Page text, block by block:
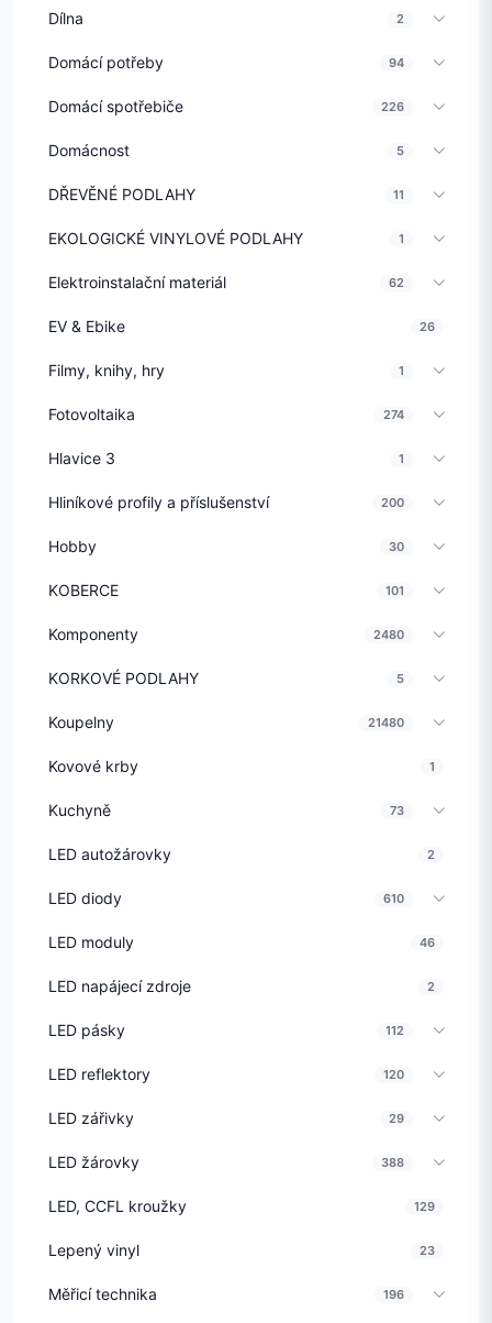
Dílna 2
Domácí potřeby 94
Domácí spotřebiče 226
Domácnost 5
DŘEVĚNÉ PODLAHY 11
EKOLOGICKÉ VINYLOVÉ PODLAHY 1
Elektroinstalační materiál 62
EV & Ebike 26
Filmy, knihy, hry 1
Fotovoltaika 274
Hlavice 3 1
Hliníkové profily a příslušenství 200
Hobby 30
KOBERCE 101
Komponenty 2480
KORKOVÉ PODLAHY 5
Koupelny 21480
Kovové krby 1
Kuchyně 73
LED autožárovky 2
LED diody 610
LED moduly 46
LED napájecí zdroje 2
LED pásky 112
LED reflektory 120
LED zářivky 29
LED žárovky 388
LED, CCFL kroužky 129
Lepený vinyl 23
Měřicí technika 196